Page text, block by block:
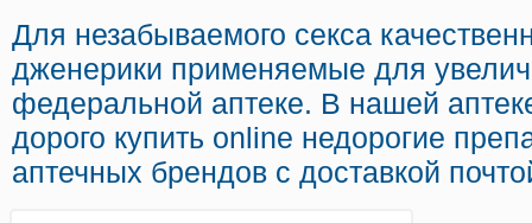
Для незабываемого секса
дженерики применяемые для
федеральной аптеке. В нашей
дорого купить online недорогие
аптечных брендов с доставкой